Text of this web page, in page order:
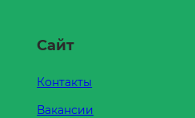
Сайт
Контакты
Вакансии